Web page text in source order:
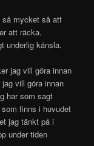
mycket så att
att räcka.
underlig känsla.
jag vill göra innan
vill göra innan
har som sagt
som finns i huvudet
jag tänkt på i
under tiden